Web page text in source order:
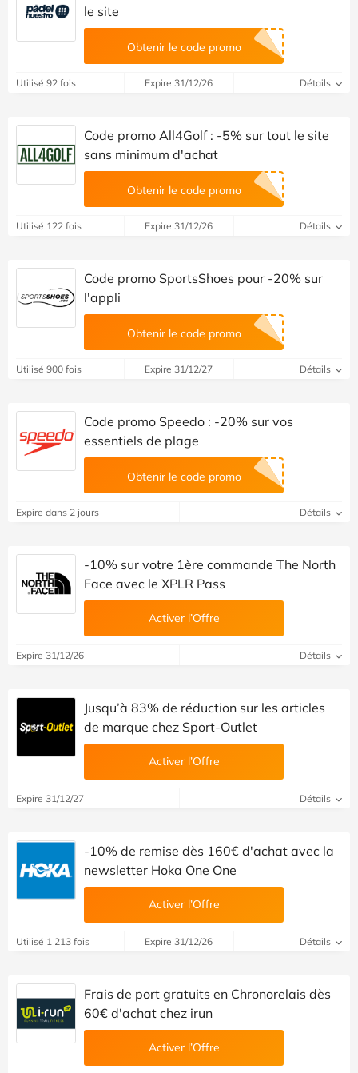
le site
Obtenir le code promo
Utilisé 92 fois Expire 31/12/26 Détails
Code promo All4Golf : -5% sur tout le site
sans minimum d'achat
Obtenir le code promo
Utilisé 122 fois Expire 31/12/26 Détails
Code promo SportsShoes pour -20% sur
l'appli
Obtenir le code promo
Utilisé 900 fois Expire 31/12/27 Détails
Code promo Speedo : -20% sur vos
essentiels de plage
Obtenir le code promo
Expire dans 2 jours Détails
-10% sur votre 1ère commande The North
Face avec le XPLR Pass
Activer l’Offre
Expire 31/12/26 Détails
Jusqu’à 83% de réduction sur les articles
de marque chez Sport-Outlet
Activer l’Offre
Expire 31/12/27 Détails
-10% de remise dès 160€ d'achat avec la
newsletter Hoka One One
Activer l’Offre
Utilisé 1 213 fois Expire 31/12/26 Détails
Frais de port gratuits en Chronorelais dès
60€ d'achat chez irun
Activer l’Offre